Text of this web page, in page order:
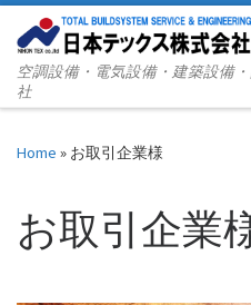
Skip to content
空調設備・電気設備・建築設備
社
Home » お取引企業様
お取引企業